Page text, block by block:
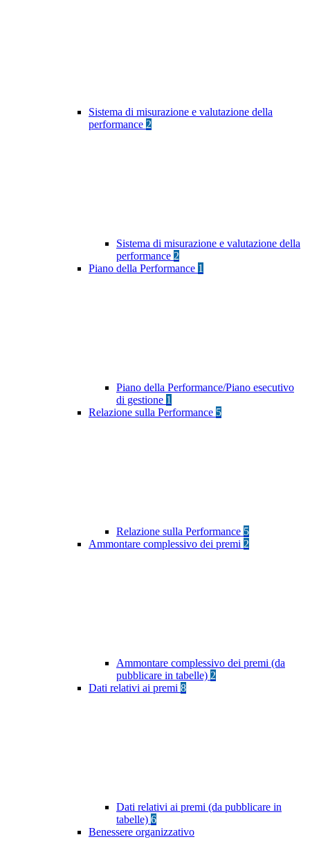
Sistema di misurazione e valutazione della
performance 2
Sistema di misurazione e valutazione della
performance 2
Piano della Performance 1
Piano della Performance/Piano esecutivo
di gestione 1
Relazione sulla Performance 5
Relazione sulla Performance 5
Ammontare complessivo dei premi 2
Ammontare complessivo dei premi (da
pubblicare in tabelle) 2
Dati relativi ai premi 8
Dati relativi ai premi (da pubblicare in
tabelle) 6
Benessere organizzativo